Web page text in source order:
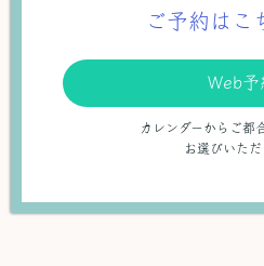
ご予約はこ
Web予
カレンダーからご都
お選びいた